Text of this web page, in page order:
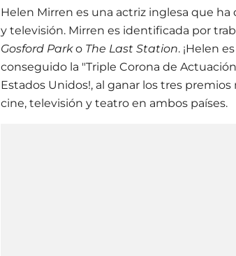
Helen Mirren es una actriz inglesa que
y televisión. Mirren es identificada por
Gosford Parko The Last Station. ¡Helen
conseguido la "Triple Corona de
Estados Unidos!, al ganar los tres
cine, televisión y teatro en ambos países.